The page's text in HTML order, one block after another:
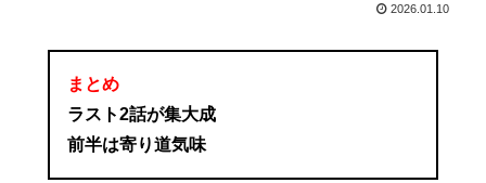
2026.01.10
まとめ
ラスト2話が集大成
前半は寄り道気味